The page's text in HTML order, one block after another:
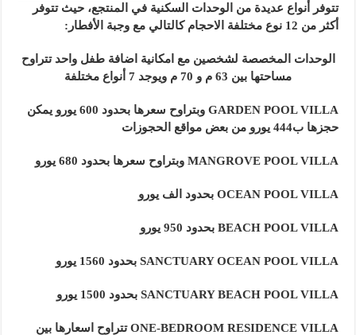
تتوفر أنواع عديدة من الوحدات السكنية في المنتجع، حيث تتوفر
أكثر من 12 نوع مختلفة الاحجام كالتالي مع وجبة الأفطار:
الوحدات المخصصة لشخصين مع امكانية اضافة طفل واحد تتراوح
مساحتها بين 63 م و 70 م ويوجد 7 أنواع مختلفة
GARDEN POOL VILLA وبتراوح سعرها بحدود 600 يورو يمكن
حجزها ب444 يورو من بعض مواقع الحجوزات
MANGROVE POOL VILLA وبتراوح سعرها بحدود 680 يورو
OCEAN POOL VILLA بحدود الف يورو
BEACH POOL VILLA بحدود 950 يورو
SANCTUARY OCEAN POOL VILLA بحدود 1560 يورو
SANCTUARY BEACH POOL VILLA بحدود 1500 يورو
ONE-BEDROOM RESIDENCE VILLA تتراوح اسعارها بين